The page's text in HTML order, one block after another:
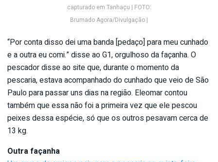
capturado em Tanhaçu | FOTO:
Brumado Agora/Divulgação |
“Por conta disso dei uma banda [pedaço] para meu cunhado
e a outra eu comi.” disse ao G1, orgulhoso da façanha. O
pescador disse ao site que, durante o momento da
pescaria, estava acompanhado do cunhado que veio de São
Paulo para passar uns dias na região. Eleomar contou
também que essa não foi a primeira vez que ele pescou
peixes dessa espécie, só que os outros pesavam cerca de
13 kg.
Outra façanha